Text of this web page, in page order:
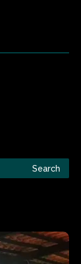
Search